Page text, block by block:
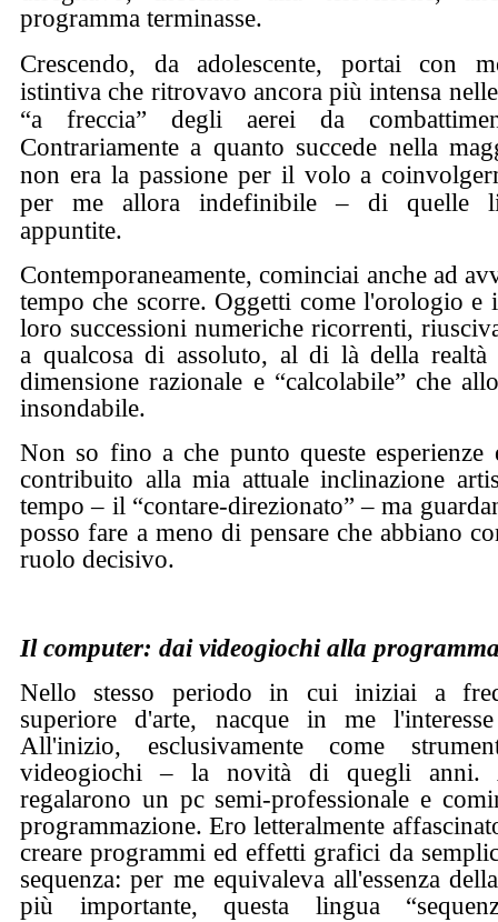
programma terminasse.
Crescendo, da adolescente, portai con
istintiva che ritrovavo ancora più intensa
“a freccia” degli aerei da
Contrariamente a quanto succede nella
non era la passione per il volo a
per me allora indefinibile – di quelle
appuntite.
Contemporaneamente, cominciai anche ad
tempo che scorre. Oggetti come l'orologio e
loro successioni numeriche ricorrenti,
a qualcosa di assoluto, al di là della realtà
dimensione razionale e “calcolabile” che
insondabile.
Non so fino a che punto queste esperienze
contribuito alla mia attuale inclinazione
tempo – il “contare-direzionato” – ma
posso fare a meno di pensare che abbiano
ruolo decisivo.
Il computer: dai videogiochi alla
Nello stesso periodo in cui iniziai a
superiore d'arte, nacque in me
All'inizio, esclusivamente come
videogiochi – la novità di quegli
regalarono un pc semi-professionale e
programmazione. Ero letteralmente
creare programmi ed effetti grafici da
sequenza: per me equivaleva all'essenza
più importante, questa lingua